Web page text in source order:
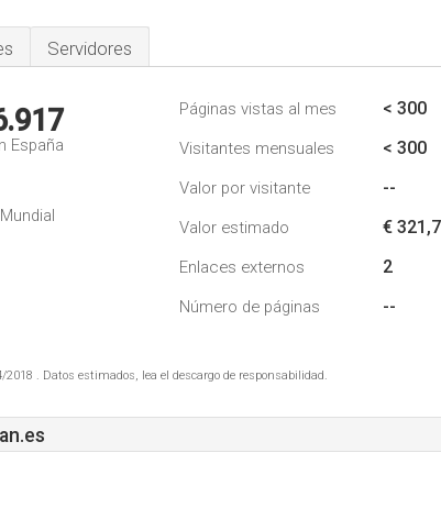
Servidores
España
Páginas vistas al mes < 300
Visitantes mensuales < 300
Valor por visitante --
Valor estimado €
Enlaces externos 2
Número de páginas --
. Datos estimados, lea el descargo de responsabilidad.